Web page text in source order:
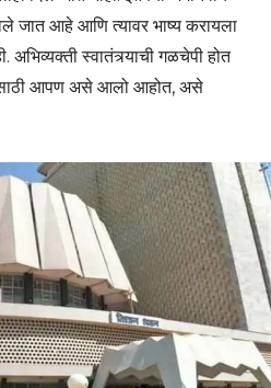
जात आहे आणि त्यावर भाष्य करायला
अभिव्यक्ती स्वातंत्र्याची गळचेपी होत
आपण असे आलो आहोत, असे